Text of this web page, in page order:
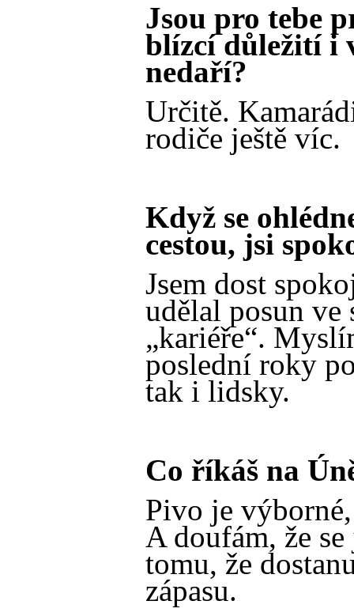
Jsou pro tebe
blízcí důležití i
nedaří?
Určitě.
rodiče ještě víc.
Když se
cestou, jsi
Jsem dost
udělal posun ve
„kariéře“.
poslední roky
tak i lidsky.
Co říkáš na
Pivo je
A doufám, že
tomu, že
zápasu.